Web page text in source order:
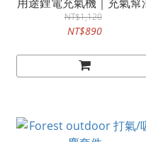
NT$1,120
NT$890